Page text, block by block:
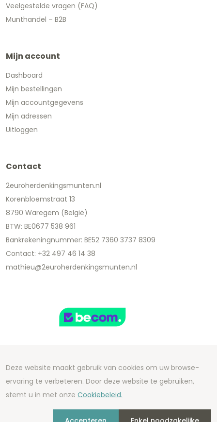
Veelgestelde vragen (FAQ)
Munthandel – B2B
Mijn account
Dashboard
Mijn bestellingen
Mijn accountgegevens
Mijn adressen
Uitloggen
Contact
2euroherdenkingsmunten.nl
Korenbloemstraat 13
8790 Waregem (België)
BTW: BE0677 538 961
Bankrekeningnummer: BE52 7360 3737 8309
Contact: +32 497 46 14 38
mathieu@2euroherdenkingsmunten.nl
Copyright 2026 We Can Do Better Online BV
Development by2mprove- Content by
2euroherdenkingsmunten.nl
Deze website maakt gebruik van cookies om uw browse-
ervaring te verbeteren. Door deze website te gebruiken,
stemt u in met onze Cookiebeleid.